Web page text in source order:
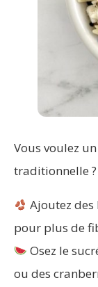
Vous voulez
traditionnelle
Ajoutez des
pour plus de
Osez le
ou des